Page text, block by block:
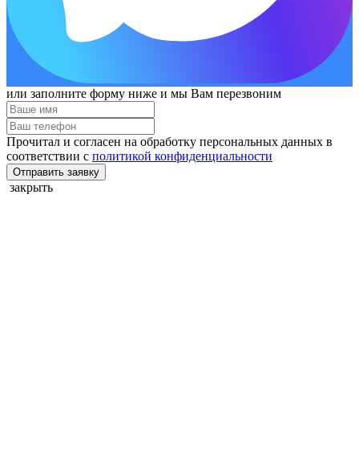
или заполните форму ниже и мы Вам перезвоним
Прочитал и согласен на обработку персональных данных в
соответствии с политикой конфиденциальности
Отправить заявку
закрыть